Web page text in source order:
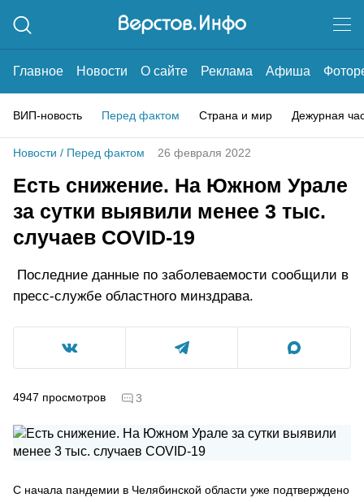
Главное Новости О сайте Реклама Афиша
ВИП-новость Перед фактом Страна и мир Дежурная
Новости / Перед фактом 26 февраля 2022
Есть снижение. На Южном Урале
за сутки выявили менее 3 тыс.
случаев COVID-19
Последние данные по заболеваемости сообщили в
пресс-службе областного минздрава.
4947 просмотров 3
С начала пандемии в Челябинской области уже подтверждено